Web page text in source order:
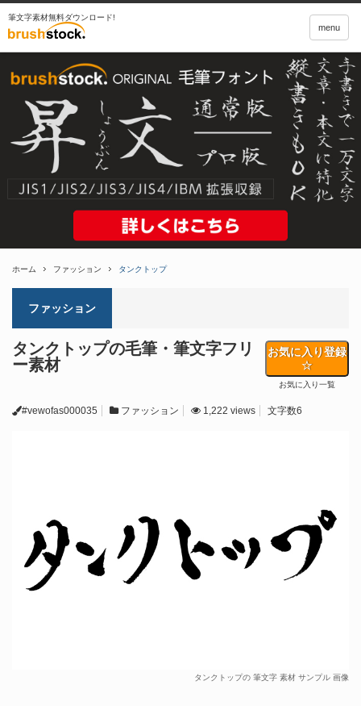
筆文字素材無料ダウンロード!
menu
ホーム ファッション タンクトップ
ファッション
タンクトップの毛筆・筆文字フリ
ー素材
お気に入り登録
お気に入り一覧
#vewofas000035 ファッション 1,222 views 文字数6
タンクトップの 筆文字 素材 サンプル 画像